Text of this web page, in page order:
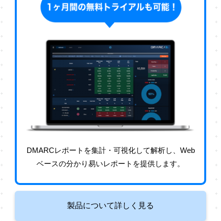
DMARCレポートを集計・可視化して解析し、Web
ベースの分かり易いレポートを提供します。
製品について詳しく見る